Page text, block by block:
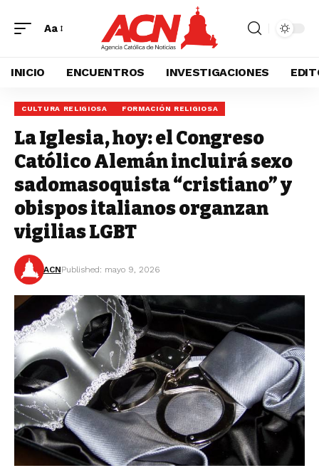
Aa
INICIO ENCUENTROS INVESTIGACIONES
CULTURA RELIGIOSA FORMACIÓN RELIGIOSA
La Iglesia, hoy: el Congreso
Católico Alemán incluirá sexo
sadomasoquista “cristiano” y
obispos italianos organzan
vigilias LGBT
ACNPublished: mayo 9, 2026